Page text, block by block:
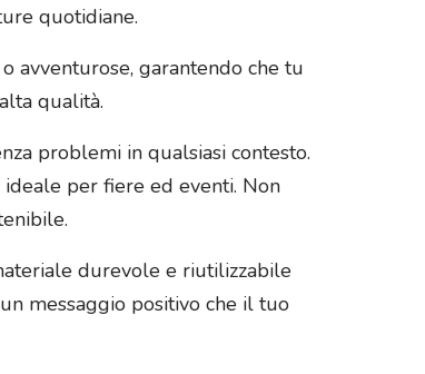
quotidiane.
avventurose, garantendo che tu
qualità.
problemi in qualsiasi contesto.
per fiere ed eventi. Non
durevole e riutilizzabile
messaggio positivo che il tuo